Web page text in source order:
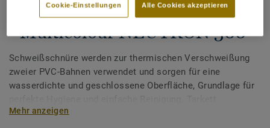
Schweißschnur für PVC-Böden
- Multicolour NEUTRON 300
Schweißschnüre werden zur thermischen Verschweißung
zweier PVC-Bahnen verwendet und sorgen für eine
wasserdichte und geschlossene Oberfläche, Grundlage für
Schweißschnüre sind erhältlich in den Varianten Uni und
Mehr anzeigen
Alle Cookies akzeptieren
Cookie-Einstellungen